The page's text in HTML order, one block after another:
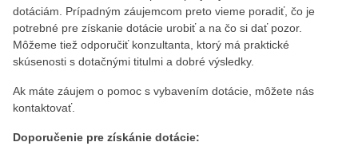
dotáciám. Prípadným záujemcom preto vieme poradiť, čo je
potrebné pre získanie dotácie urobiť a na čo si dať pozor.
Môžeme tiež odporučiť konzultanta, ktorý má praktické
skúsenosti s dotačnými titulmi a dobré výsledky.
Ak máte záujem o pomoc s vybavením dotácie, môžete nás
kontaktovať.
Doporučenie pre získánie dotácie: